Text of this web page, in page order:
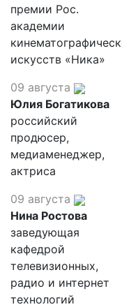
премии Рос.
академии
искусств «Ника»
09 августа
Юлия Богатикова
российский
продюсер,
медиаменеджер,
актриса
09 августа
Нина Ростова
заведующая
кафедрой
телевизионных,
радио и интернет
технологий